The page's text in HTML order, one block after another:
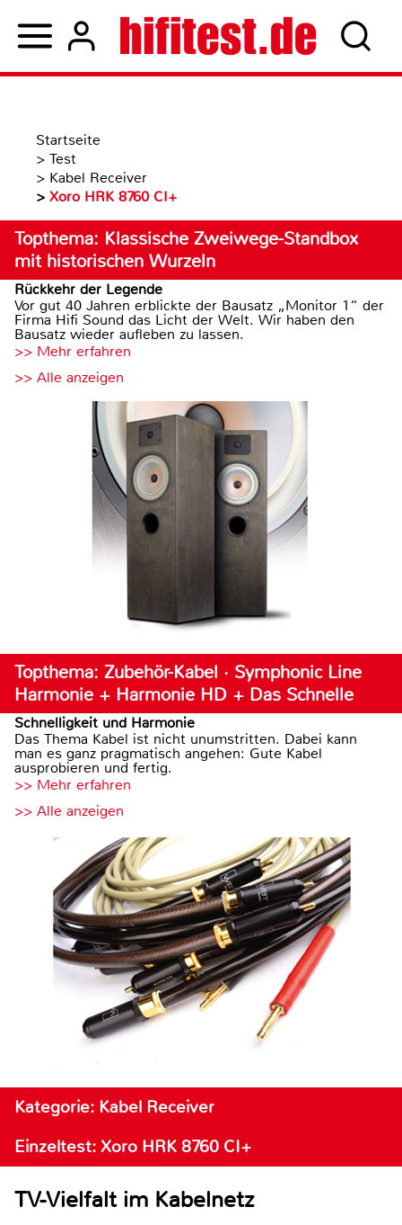
Startseite
> Test
> Kabel Receiver
> Xoro HRK 8760 CI+
Topthema: Klassische Zweiwege-Standbox
mit historischen Wurzeln
Rückkehr der Legende
Vor gut 40 Jahren erblickte der Bausatz „Monitor 1“ der
Firma Hifi Sound das Licht der Welt. Wir haben den
Bausatz wieder aufleben zu lassen.
>> Mehr erfahren
>> Alle anzeigen
Topthema: Zubehör-Kabel · Symphonic Line
Harmonie + Harmonie HD + Das Schnelle
Schnelligkeit und Harmonie
Das Thema Kabel ist nicht unumstritten. Dabei kann
man es ganz pragmatisch angehen: Gute Kabel
ausprobieren und fertig.
>> Mehr erfahren
>> Alle anzeigen
Kategorie: Kabel Receiver
Einzeltest: Xoro HRK 8760 CI+
TV-Vielfalt im Kabelnetz